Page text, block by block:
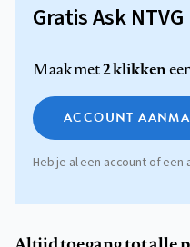
Gratis Ask
Maak met2 klikken
ACCOUNT
Heb je al een account of een